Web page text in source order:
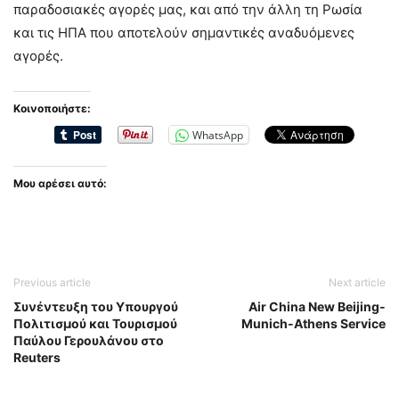
παραδοσιακές αγορές μας, και από την άλλη τη Ρωσία
και τις ΗΠΑ που αποτελούν σημαντικές αναδυόμενες
αγορές.
Κοινοποιήστε:
WhatsApp
Μου αρέσει αυτό:
Previous article
Συνέντευξη του Υπουργού
Πολιτισμού και Τουρισμού
Παύλου Γερουλάνου στο
Reuters
Next article
Air China New Beijing-
Munich-Athens Service